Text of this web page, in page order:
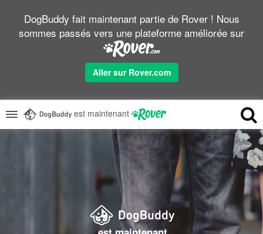
DogBuddy fait maintenant partie de Rover ! Nous
sommes passés vers une plateforme améliorée sur
Aller sur Rover.com
est maintenant